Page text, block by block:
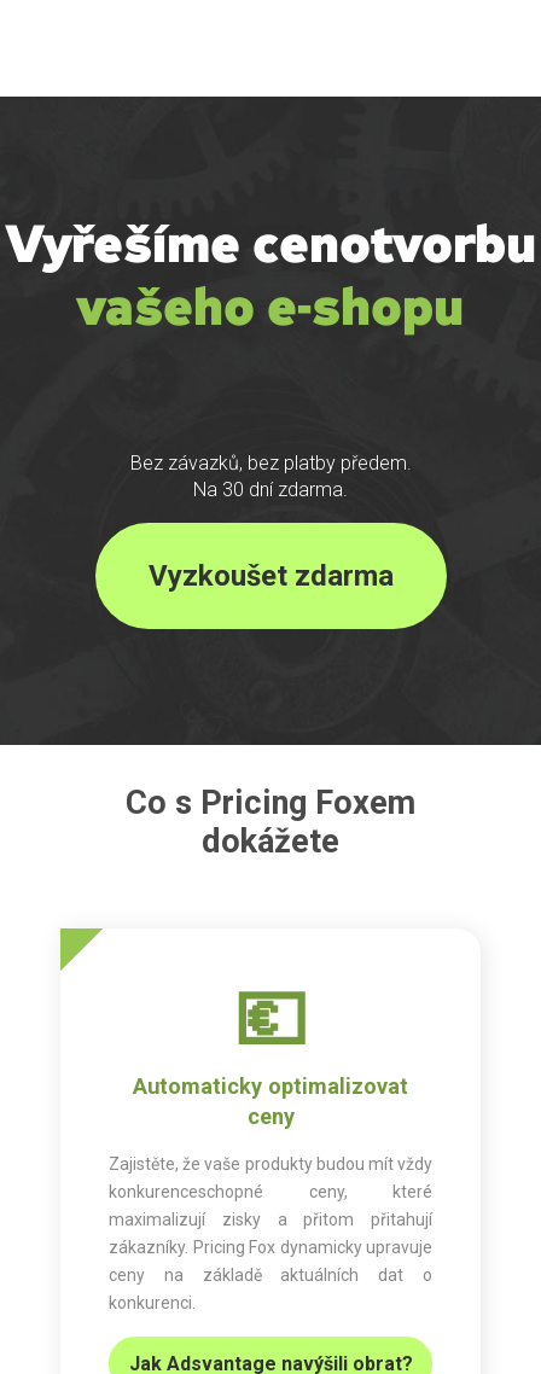
Vyřešíme cenotvorbu
vašeho e-shopu
Bez závazků, bez platby předem.
Na 30 dní zdarma.
Vyzkoušet zdarma
Co s Pricing Foxem
dokážete
💶
Automaticky optimalizovat
ceny
Zajistěte, že vaše produkty budou mít vždy
konkurenceschopné ceny, které
maximalizují zisky a přitom přitahují
zákazníky. Pricing Fox dynamicky upravuje
ceny na základě aktuálních dat o
konkurenci.
Jak Adsvantage navýšili obrat?